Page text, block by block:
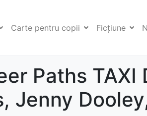
Carte pentru copii Ficţiune
Paths TAXI
Jenny